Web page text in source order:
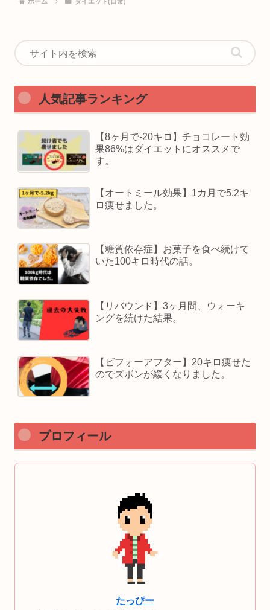
人気記事ランキング
【8ヶ月で-20キロ】チョコレート効
果86%はダイエットにオススメで
す。
【オートミール効果】1カ月で5.2キ
ロ痩せました。
【糖質依存症】お菓子を食べ続けて
いた100キロ時代の話。
【リバウンド】3ヶ月間、ウォーキ
ングを続けた結果。
【ビフォーアフター】20キロ痩せた
のでズボンが緩くなりました。
プロフィール
たっぴー